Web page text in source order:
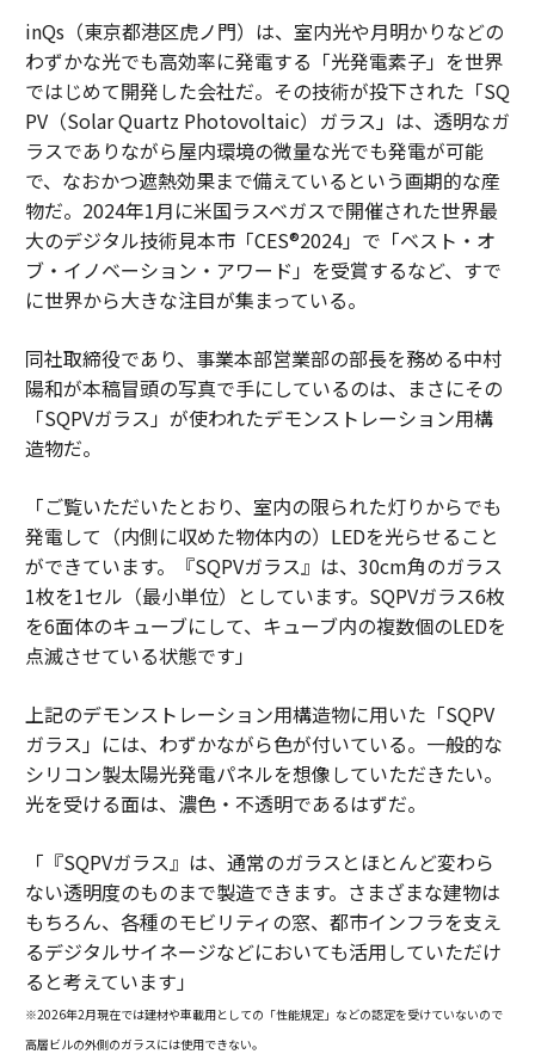
inQs（東京都港区虎ノ門）は、室内光や月明かりなどの
わずかな光でも高効率に発電する「光発電素子」を世界
ではじめて開発した会社だ。その技術が投下された「SQ
PV（Solar Quartz Photovoltaic）ガラス」は、透明なガ
ラスでありながら屋内環境の微量な光でも発電が可能
で、なおかつ遮熱効果まで備えているという画期的な産
物だ。2024年1月に米国ラスベガスで開催された世界最
大のデジタル技術見本市「CES®2024」で「ベスト・オ
ブ・イノベーション・アワード」を受賞するなど、すで
に世界から大きな注目が集まっている。
同社取締役であり、事業本部営業部の部長を務める中村
陽和が本稿冒頭の写真で手にしているのは、まさにその
「SQPVガラス」が使われたデモンストレーション用構
造物だ。
「ご覧いただいたとおり、室内の限られた灯りからでも
発電して（内側に収めた物体内の）LEDを光らせること
ができています。『SQPVガラス』は、30cm角のガラス
1枚を1セル（最小単位）としています。SQPVガラス6枚
を6面体のキューブにして、キューブ内の複数個のLEDを
点滅させている状態です」
上記のデモンストレーション用構造物に用いた「SQPV
ガラス」には、わずかながら色が付いている。一般的な
シリコン製太陽光発電パネルを想像していただきたい。
光を受ける面は、濃色・不透明であるはずだ。
「『SQPVガラス』は、通常のガラスとほとんど変わら
ない透明度のものまで製造できます。さまざまな建物は
もちろん、各種のモビリティの窓、都市インフラを支え
るデジタルサイネージなどにおいても活用していただけ
ると考えています」
※2026年2月現在では建材や車載用としての「性能規定」などの認定を受けていないので
高層ビルの外側のガラスには使用できない。